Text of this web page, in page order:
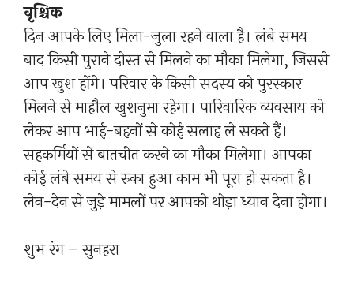
वृश्चिक
दिन आपके लिए मिला-जुला रहने वाला है। लंबे समय
बाद किसी पुराने दोस्त से मिलने का मौका मिलेगा, जिससे
आप खुश होंगे। परिवार के किसी सदस्य को पुरस्कार
मिलने से माहौल खुशनुमा रहेगा। पारिवारिक व्यवसाय को
लेकर आप भाई-बहनों से कोई सलाह ले सकते हैं।
सहकर्मियों से बातचीत करने का मौका मिलेगा। आपका
कोई लंबे समय से रुका हुआ काम भी पूरा हो सकता है।
लेन-देन से जुड़े मामलों पर आपको थोड़ा ध्यान देना होगा।
शुभ रंग – सुनहरा